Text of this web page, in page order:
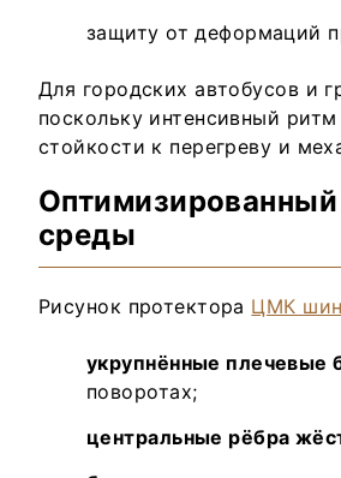
защиту от деформаций
Для городских автобусов и
поскольку интенсивный
стойкости к перегреву и
Оптимизированный
среды
Рисунок протектора ЦМК
укрупнённые плечевые
поворотах;
центральные рёбра